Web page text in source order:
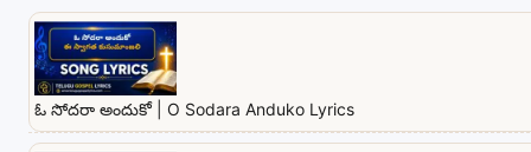
ఓ సోదరా అందుకో | O Sodara Anduko Lyrics